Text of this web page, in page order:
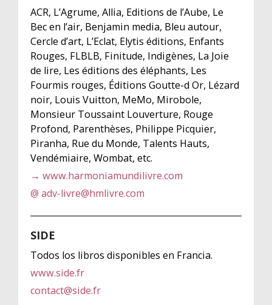
ACR, L’Agrume, Allia, Editions de l’Aube, Le
Bec en l’air, Benjamin media, Bleu autour,
Cercle d’art, L’Eclat, Elytis éditions, Enfants
Rouges, FLBLB, Finitude, Indigènes, La Joie
de lire, Les éditions des éléphants, Les
Fourmis rouges, Éditions Goutte-d Or, Lézard
noir, Louis Vuitton, MeMo, Mirobole,
Monsieur Toussaint Louverture, Rouge
Profond, Parenthèses, Philippe Picquier,
Piranha, Rue du Monde, Talents Hauts,
Vendémiaire, Wombat, etc.
→ www.harmoniamundilivre.com
@ adv-livre@hmlivre.com
SIDE
Todos los libros disponibles en Francia.
www.side.fr
contact@side.fr